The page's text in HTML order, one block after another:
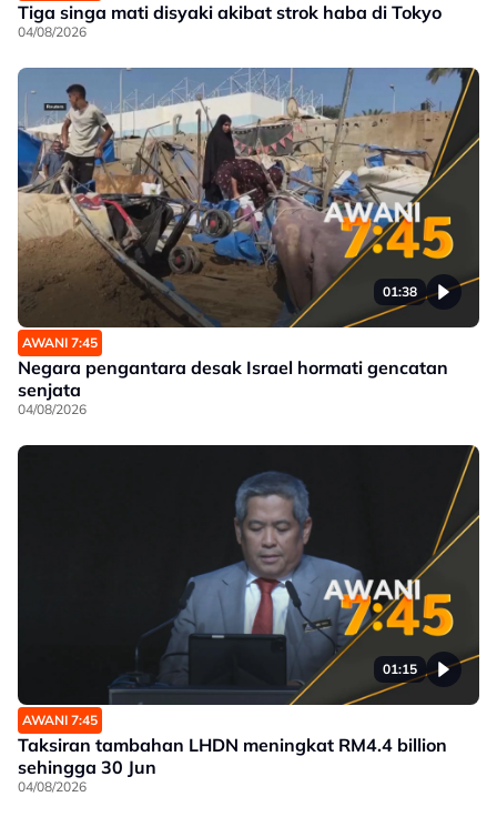
Tiga singa mati disyaki akibat strok haba di Tokyo
04/08/2026
01:38
AWANI 7:45
Negara pengantara desak Israel hormati gencatan
senjata
04/08/2026
01:15
AWANI 7:45
Taksiran tambahan LHDN meningkat RM4.4 billion
sehingga 30 Jun
04/08/2026